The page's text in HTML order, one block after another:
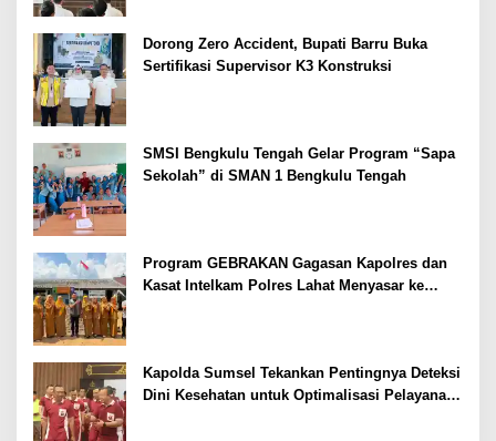
Dorong Zero Accident, Bupati Barru Buka
Sertifikasi Supervisor K3 Konstruksi
SMSI Bengkulu Tengah Gelar Program “Sapa
Sekolah” di SMAN 1 Bengkulu Tengah
Program GEBRAKAN Gagasan Kapolres dan
Kasat Intelkam Polres Lahat Menyasar ke
Kapolda Sumsel Tekankan Pentingnya Deteksi
Dini Kesehatan untuk Optimalisasi Pelayanan